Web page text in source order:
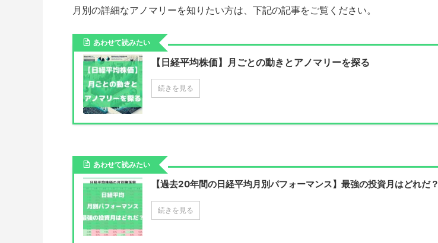
月別の詳細なアノマリーを知りたい方は、下記の記事をご覧ください。
あわせて読みたい
【日経平均株価】月ごとの動きとアノマリーを探る
続きを見る
あわせて読みたい
【過去20年間の日経平均月別パフォーマンス】最強の投資月はどれだ？
続きを見る